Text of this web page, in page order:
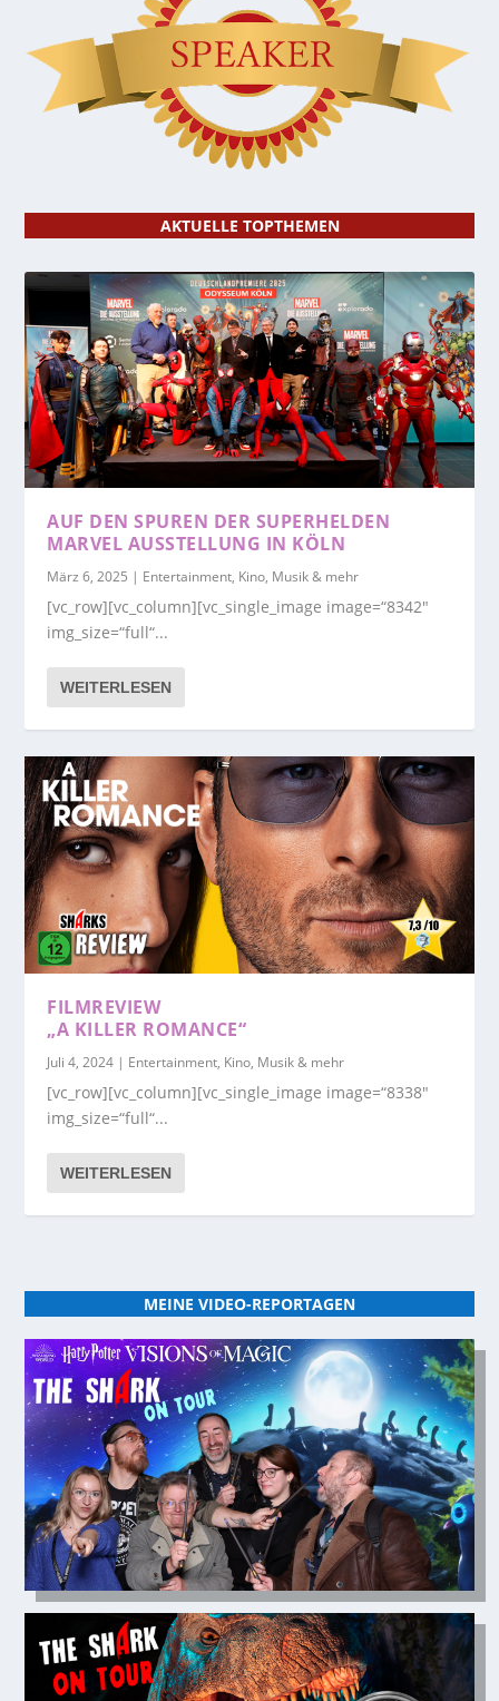
AKTUELLE TOPTHEMEN
AUF DEN SPUREN DER SUPERHELDEN
MARVEL AUSSTELLUNG IN KÖLN
März 6, 2025 | Entertainment, Kino, Musik & mehr
[vc_row][vc_column][vc_single_image image=“8342″
img_size=“full“...
WEITERLESEN
FILMREVIEW
„A KILLER ROMANCE“
Juli 4, 2024 | Entertainment, Kino, Musik & mehr
[vc_row][vc_column][vc_single_image image=“8338″
img_size=“full“...
WEITERLESEN
MEINE VIDEO-REPORTAGEN